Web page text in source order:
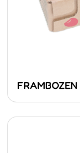
FRAMBOZEN